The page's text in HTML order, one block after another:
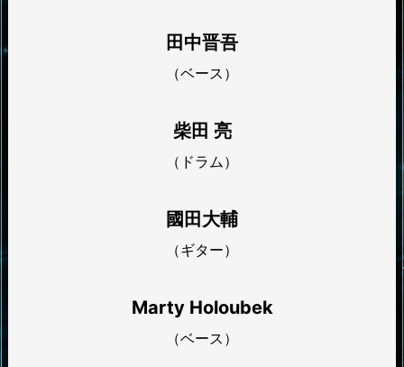
田中晋吾
（ベース）
柴田 亮
（ドラム）
國田大輔
（ギター）
Marty Holoubek
（ベース）